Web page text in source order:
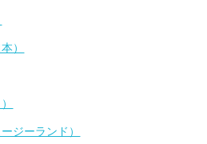
）
ジーランド）